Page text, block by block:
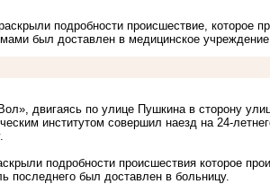
подробности происшествие, которое
был доставлен в медицинское учреждение.
двигаясь по улице Пушкина в сторону
институтом совершил наезд на 24-
подробности происшествия которое
последнего был доставлен в больницу.